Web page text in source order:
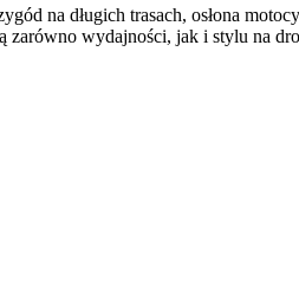
na długich trasach, osłona
zarówno wydajności, jak i stylu na